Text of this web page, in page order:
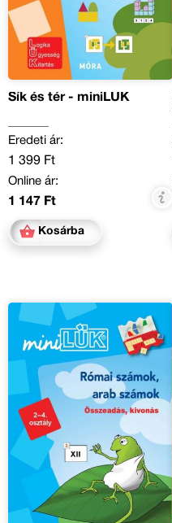
Sík és tér - miniLÜK
Eredeti ár:
1 399 Ft
Online ár:
1 147 Ft
Kosárba